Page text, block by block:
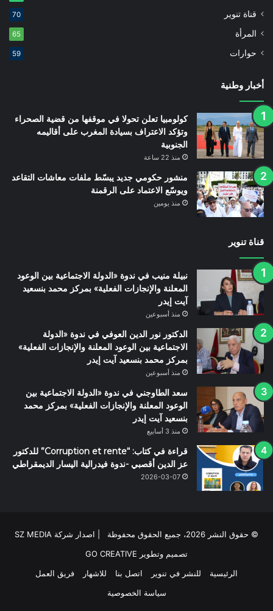
قناة تنوير 70
المرأة 65
حوارات 59
أخبار وطنية
كولومبيا تعلن تحولا في موقفها من قضية الصحراء
وتؤكد الاعتراف بسيادة المغرب على أقاليمه
الجنوبية
منذ 22 ساعة
منشور حكومي جديد يبسّط ملفات معاشات التقاعد
ويوسّع الاعتماد على الرقمنة
منذ يومين
قناة تنوير
نبيلة منيب في ندوة «الدولة الاجتماعية بين الوعود
المعلنة والإنجازات الفعلية» بمركز محمد بنسعيد
آيت إيدر
منذ أسبوعين
الدكتور نور الدين العوفي في ندوة «الدولة
الاجتماعية بين الوعود المعلنة والإنجازات الفعلية»
بمركز محمد بنسعيد آيت إيدر
منذ أسبوعين
سعد الطاوجني في ندوة «الدولة الاجتماعية بين
الوعود المعلنة والإنجازات الفعلية» بمركز محمد
بنسعيد آيت إيدر
منذ 3 أسابيع
قراءة في كتاب: “Corruption et rente” للدكتور
عز الدين أقصبي -ندوة فيدرالية اليسار الديمقراطي
2026-03-07
© حقوق النشر 2026، جميع الحقوق محفوظة | اصدار شركة SZ MEDIA
تصميم وتطوير GO CREATIVE
الرئيسية
للنشر في تنوير اتصل بنا للاشهار
فريق العمل
سياسة الخصوصية